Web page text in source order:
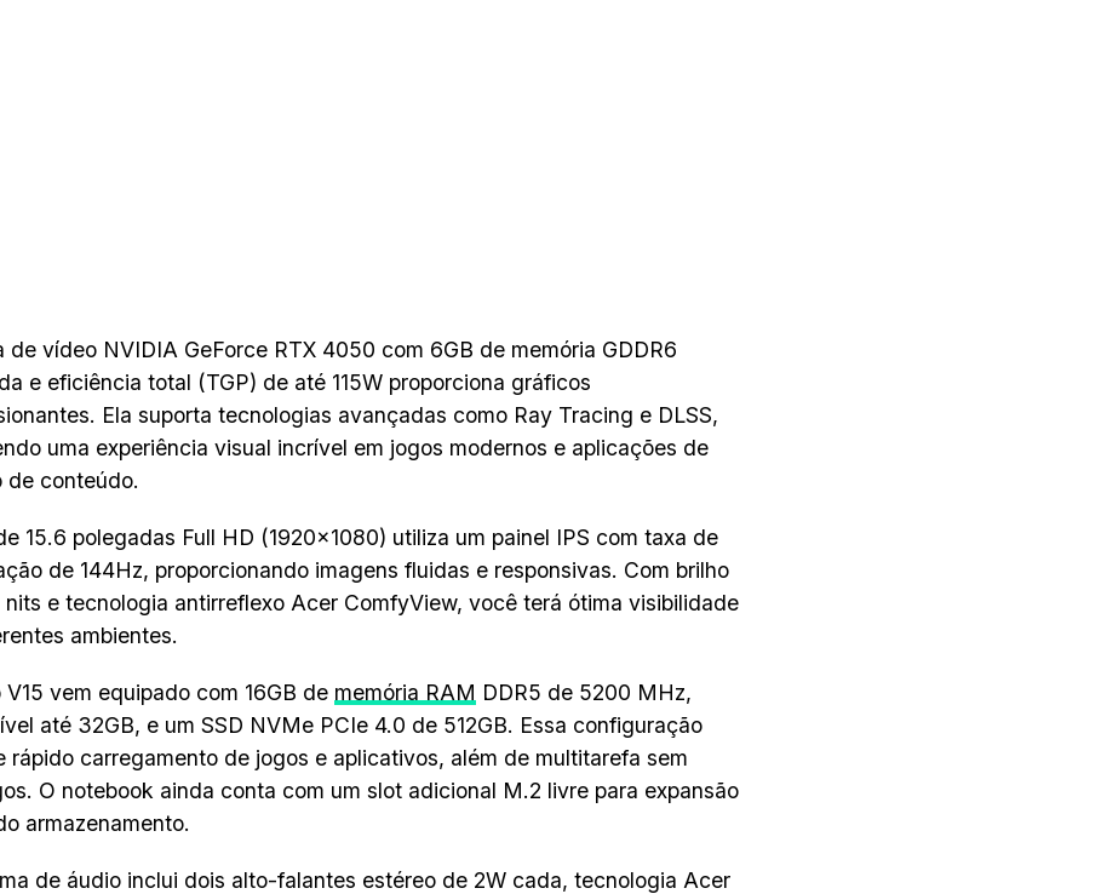
de vídeo NVIDIA GeForce RTX 4050 com 6GB de memória GDDR6
e eficiência total (TGP) de até 115W proporciona gráficos
Ela suporta tecnologias avançadas como Ray Tracing e DLSS,
uma experiência visual incrível em jogos modernos e aplicações de
de conteúdo.
15.6 polegadas Full HD (1920×1080) utiliza um painel IPS com taxa de
de 144Hz, proporcionando imagens fluidas e responsivas. Com brilho
nits e tecnologia antirreflexo Acer ComfyView, você terá ótima visibilidade
ambientes.
V15 vem equipado com 16GB de memória RAM DDR5 de 5200 MHz,
até 32GB, e um SSD NVMe PCIe 4.0 de 512GB. Essa configuração
rápido carregamento de jogos e aplicativos, além de multitarefa sem
O notebook ainda conta com um slot adicional M.2 livre para expansão
armazenamento.
de áudio inclui dois alto-falantes estéreo de 2W cada, tecnologia Acer